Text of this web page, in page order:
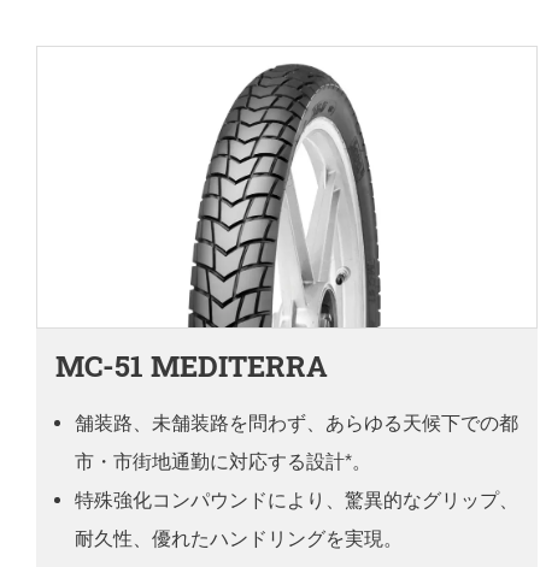
MC-51 MEDITERRA
舗装路、未舗装路を問わず、あらゆる天候下での都
市・市街地通勤に対応する設計*。
特殊強化コンパウンドにより、驚異的なグリップ、
耐久性、優れたハンドリングを実現。